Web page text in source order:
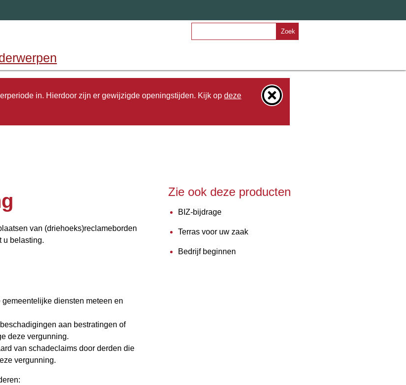
Zoek
in. Hierdoor zijn er gewijzigde openingstijden. Kijk opdeze
van (driehoeks)reclameborden
u belasting.
diensten meteen en
aan bestratingen of
deze vergunning.
van schadeclaims door derden die
vergunning.
Zie ook deze producten
BIZ-bijdrage
Terras voor uw zaak
Bedrijf beginnen